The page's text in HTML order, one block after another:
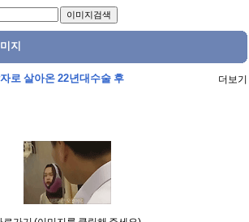
지
로 살아온 22년대수술 후 더보기